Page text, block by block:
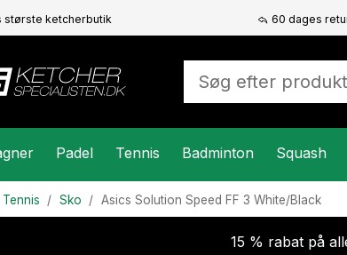
største ketcherbutik 60 dages
Padel Tennis Badminton Squash
Tennis Sko Asics Solution Speed FF 3 White/Black
15 % rabat på